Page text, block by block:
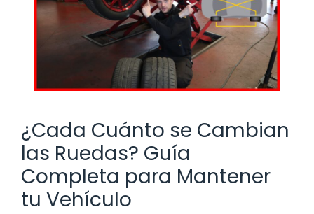
¿Cada Cuánto se Cambian
las Ruedas? Guía
Completa para Mantener
tu Vehículo